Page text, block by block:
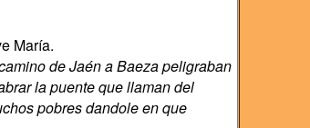
María.
de Jaén a Baeza peligraban
la puente que llaman del
pobres dandole en que